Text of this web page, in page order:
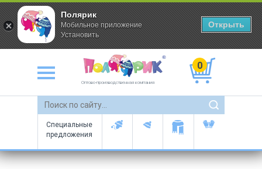
Оптово-производственная компания
0
Специальные
предложения
Полярик
Мобильное приложение
Установить
Открыть